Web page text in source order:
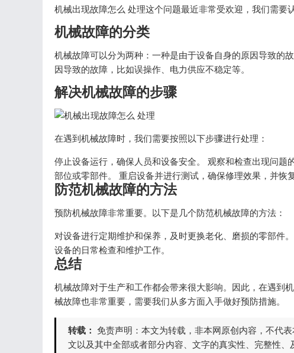
机械出现故障怎么 处理这个问题最近非常受欢迎，我们需要
机械故障的分类
机械故障可以分为两种：一种是由于设备自身的原因导致的
因导致的故障，比如误操作、电力供应不稳定等。
解决机械故障的步骤
在遇到机械故障时，我们需要按照以下步骤进行处理：
停止设备运行，确保人员和设备安全。 观察和检查出现问
部位或零部件。 重启设备并进行测试，确保修理效果，并恢
防范机械故障的方法
预防机械故障非常重要。以下是几个防范机械故障的方法：
对设备进行定期维护和保养，及时更换老化、磨损的零部件
设备的日常检查和维护工作。
总结
机械故障对于生产和工作都会带来很大影响。因此，在遇到
械故障也非常重要，需要我们从多方面入手做好预防措施。
转载： 免责声明：本文为转载，非本网原创内容，不代
文以及其中全部或者部分内容、文字的真实性、完整性